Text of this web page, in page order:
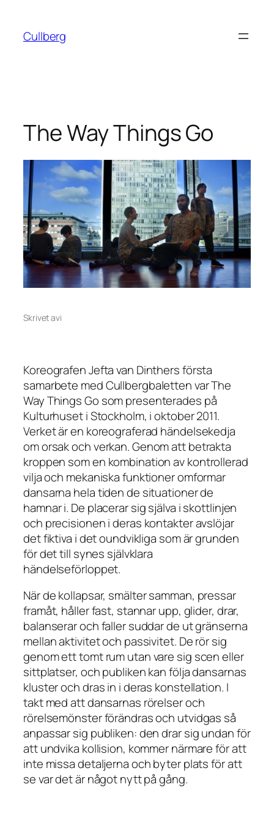
innehåll
Cullberg
The Way Things Go
Skrivet avi
Koreografen Jefta van Dinthers första
samarbete med Cullbergbaletten var The
Way Things Go som presenterades på
Kulturhuset i Stockholm, i oktober 2011.
Verket är en koreograferad händelsekedja
om orsak och verkan. Genom att betrakta
kroppen som en kombination av kontrollerad
vilja och mekaniska funktioner omformar
dansarna hela tiden de situationer de
hamnar i. De placerar sig själva i skottlinjen
och precisionen i deras kontakter avslöjar
det fiktiva i det oundvikliga som är grunden
för det till synes självklara
händelseförloppet.
När de kollapsar, smälter samman, pressar
framåt, håller fast, stannar upp, glider, drar,
balanserar och faller suddar de ut gränserna
mellan aktivitet och passivitet. De rör sig
genom ett tomt rum utan vare sig scen eller
sittplatser, och publiken kan följa dansarnas
kluster och dras in i deras konstellation. I
takt med att dansarnas rörelser och
rörelsemönster förändras och utvidgas så
anpassar sig publiken: den drar sig undan för
att undvika kollision, kommer närmare för att
inte missa detaljerna och byter plats för att
se var det är något nytt på gång.